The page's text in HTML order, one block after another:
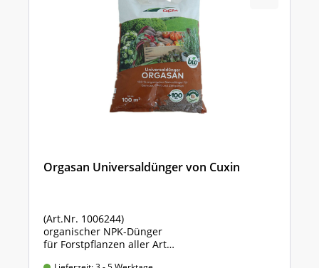
Orgasan Universaldünger von Cuxin
(Art.Nr. 1006244)
organischer NPK-Dünger
für Forstpflanzen aller Art